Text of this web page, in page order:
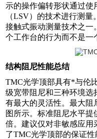
示的操作偏转形状通过
（LSV）的技术进行测量
接触式振动测量技术之一
个工作台的行为而不是一
结构阻尼性能总结
TMC光学顶部具有*与伦
级宽带阻尼和三种环境
有最大的灵活性。最大阻
图所示。标准阻尼水平
倍。建议仅对非敏感应用
了TMC光学顶部的保证